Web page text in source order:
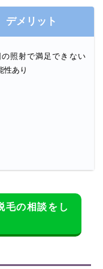
デメリット
の照射で満足できない
性あり
毛の相談をし